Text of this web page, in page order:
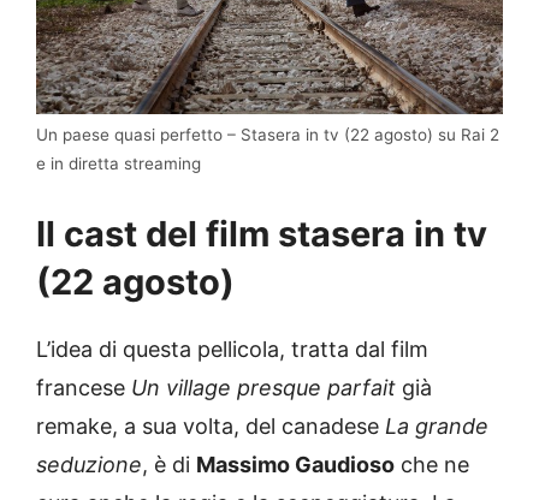
Un paese quasi perfetto – Stasera in tv (22 agosto) su Rai 2
e in diretta streaming
Il cast del film stasera in tv
(22 agosto)
L’idea di questa pellicola, tratta dal film
francese Un village presque parfait già
remake, a sua volta, del canadese La grande
seduzione, è di Massimo Gaudioso che ne